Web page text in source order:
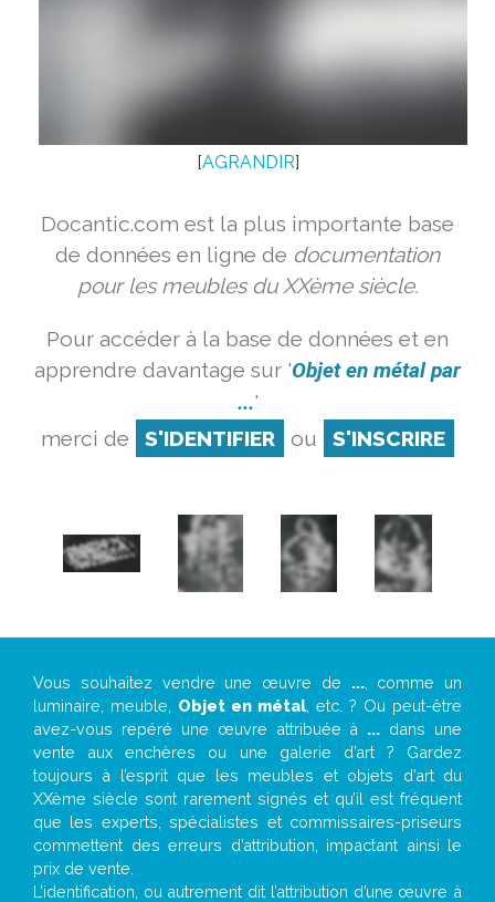
[AGRANDIR]
Docantic.com est la plus importante base
de données en ligne de documentation
pour les meubles du XXème siècle.
Pour accéder à la base de données et en
apprendre davantage sur 'Objet en métal par
...'
merci de
S'IDENTIFIER ou S'INSCRIRE
Vous souhaitez vendre une œuvre de ..., comme un
luminaire, meuble, Objet en métal , etc. ? Ou peut-être
avez-vous repéré une œuvre attribuée à ... dans une
vente aux enchères ou une galerie d’art ? Gardez
toujours à l’esprit que les meubles et objets d’art du
XXème siècle sont rarement signés et qu’il est fréquent
que les experts, spécialistes et commissaires-priseurs
commettent des erreurs d’attribution, impactant ainsi le
prix de vente.
L’identification, ou autrement dit l’attribution d’une œuvre à